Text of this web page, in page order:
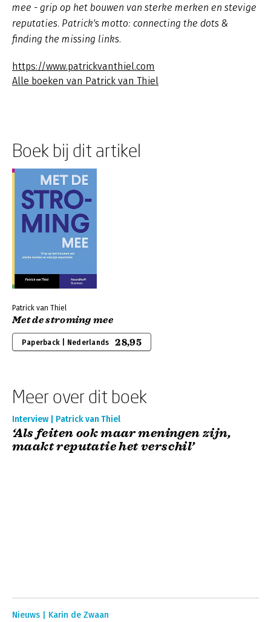
mee - grip op het bouwen van sterke merken en stevige
reputaties. Patrick's motto: connecting the dots &
finding the missing links.
https://www.patrickvanthiel.com
Alle boeken van Patrick van Thiel
Boek bij dit artikel
Patrick van Thiel
Met de stroming mee
Paperback | Nederlands 28,95
Meer over dit boek
Interview | Patrick van Thiel
‘Als feiten ook maar meningen zijn,
maakt reputatie het verschil’
Nieuws | Karin de Zwaan